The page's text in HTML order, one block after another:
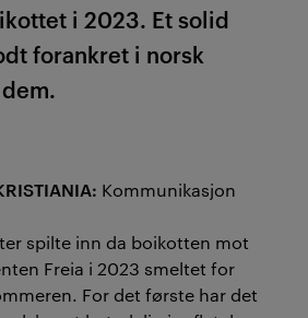
i 2023. Etsolid
forankret i norsk
Kommunikasjon
spilte inn da boikotten mot
Freia i 2023 smeltet for
. For det første har det